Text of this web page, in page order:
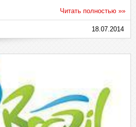
Читать полностью »»
18.07.2014